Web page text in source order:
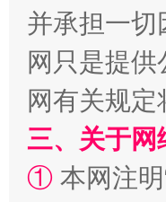
阿坝州三大球
并承担一切
网只是提
网有关规
三、关于网
① 本网注